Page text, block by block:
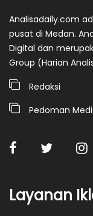
Analisadaily.com
pusat di Medan.
Digital dan
Group (Harian
Redaksi
Pedoman
Layanan